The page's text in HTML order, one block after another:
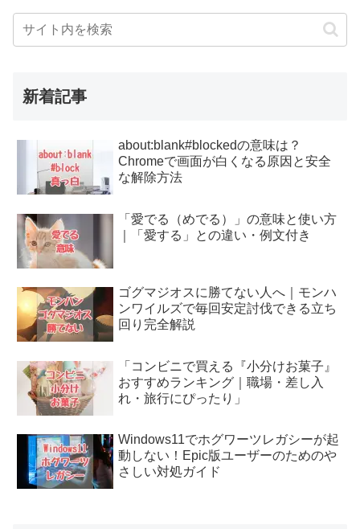
新着記事
about:blank#blockedの意味は？
Chromeで画面が白くなる原因と安全
な解除方法
「愛でる（めでる）」の意味と使い方
｜「愛する」との違い・例文付き
ゴグマジオスに勝てない人へ｜モンハ
ンワイルズで毎回安定討伐できる立ち
回り完全解説
「コンビニで買える『小分けお菓子』
おすすめランキング｜職場・差し入
れ・旅行にぴったり」
Windows11でホグワーツレガシーが起
動しない！Epic版ユーザーのためのや
さしい対処ガイド